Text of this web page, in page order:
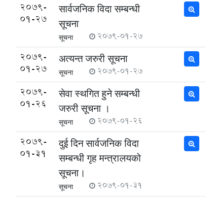
2079-
01-27
सार्वजनिक विदा सम्बन्धी
सूचना
सूचना 2079-01-27
2079-
01-27
अत्यन्त जरुरी सूचना
सूचना 2079-01-27
2079-
01-26
सेवा स्थगित हुने सम्बन्धी
जरुरी सूचना ।
सूचना 2079-01-26
2079-
01-31
दुई दिन सार्वजनिक विदा
सम्बन्धी गृह मन्त्रालयको
सूचना।
सूचना 2079-01-31